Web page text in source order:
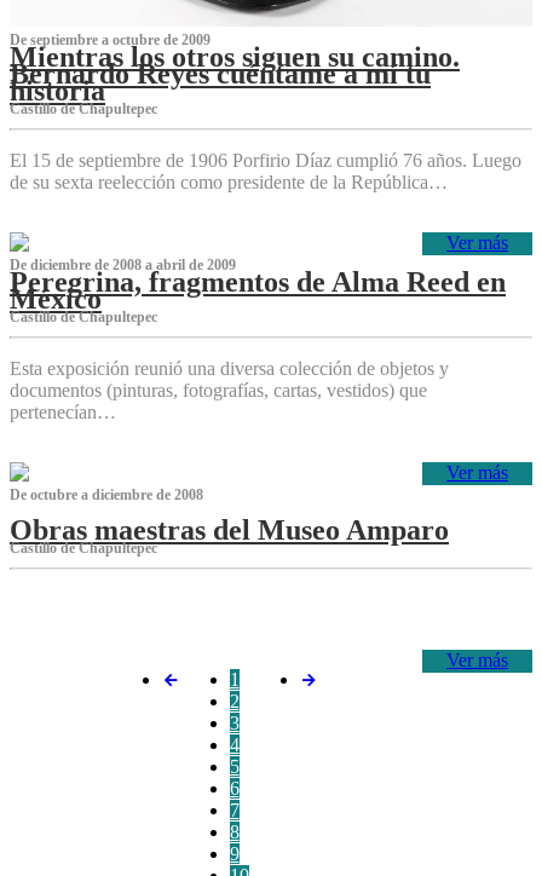
De septiembre a octubre de 2009
Mientras los otros siguen su camino.
Bernardo Reyes cuéntame a mí tu
historia
Castillo de Chapultepec
El 15 de septiembre de 1906 Porfirio Díaz cumplió 76 años. Luego
de su sexta reelección como presidente de la República…
Ver más
De diciembre de 2008 a abril de 2009
Peregrina, fragmentos de Alma Reed en
México
Castillo de Chapultepec
Esta exposición reunió una diversa colección de objetos y
documentos (pinturas, fotografías, cartas, vestidos) que
pertenecían…
Ver más
De octubre a diciembre de 2008
Obras maestras del Museo Amparo
Castillo de Chapultepec
Ver más
1
2
3
4
5
6
7
8
9